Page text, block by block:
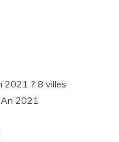
2021 ? 8 villes
An 2021